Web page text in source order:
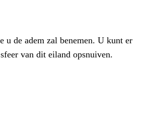
u de adem zal benemen. U kunt er
van dit eiland opsnuiven.